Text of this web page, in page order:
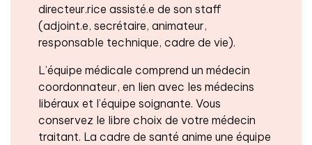
directeur.rice assisté.e de son staff
(adjoint.e, secrétaire, animateur,
responsable technique, cadre de vie).
L’équipe médicale comprend un médecin
coordonnateur, en lien avec les médecins
libéraux et l’équipe soignante. Vous
conservez le libre choix de votre médecin
traitant. La cadre de santé anime une équipe